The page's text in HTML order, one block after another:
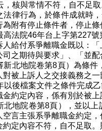
核與常情不符，自不足取
法律行為，於條件成就時
為附有停止條件者，停止
高法院46年台上字第227
給付系爭離職金既以：
司之期待與要求」、「並
新北地院卷第8頁）為條件
被上訴人之交接義務之
後檔案文件之條件完成乙
金約定內容，係有別於被
北地院卷第8頁），並以
言主張系爭離職金約定
定內容不符，自不足取